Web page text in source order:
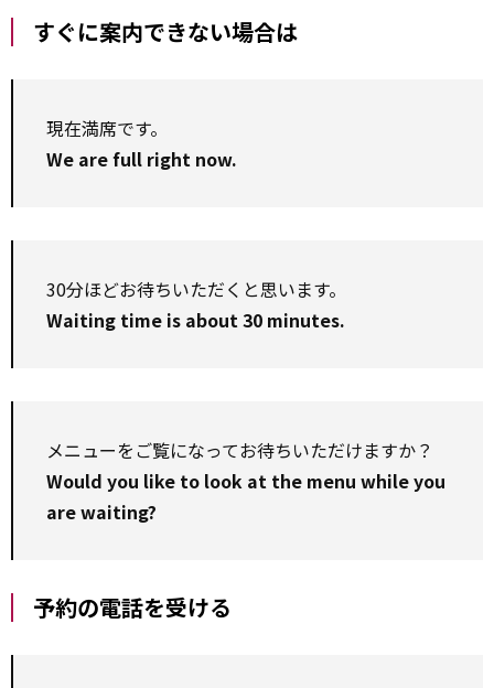
すぐに案内できない場合は
現在満席です。
We are full right now.
30分ほどお待ちいただくと思います。
Waiting time is about 30 minutes.
メニューをご覧になってお待ちいただけますか？
Would you like to look at the menu while you
are waiting?
予約の電話を受ける